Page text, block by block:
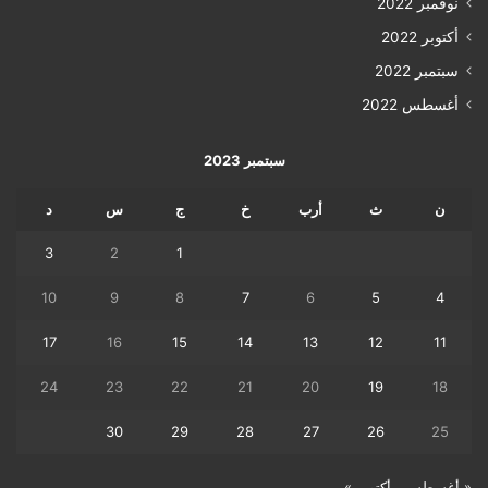
نوفمبر 2022
أكتوبر 2022
سبتمبر 2022
أغسطس 2022
سبتمبر 2023
ن ث أرب خ ج س د
1
2
3
4
5
6
7
8
9
10
11
12
13
14
15
16
17
18
19
20
21
22
23
24
25
26
27
28
29
30